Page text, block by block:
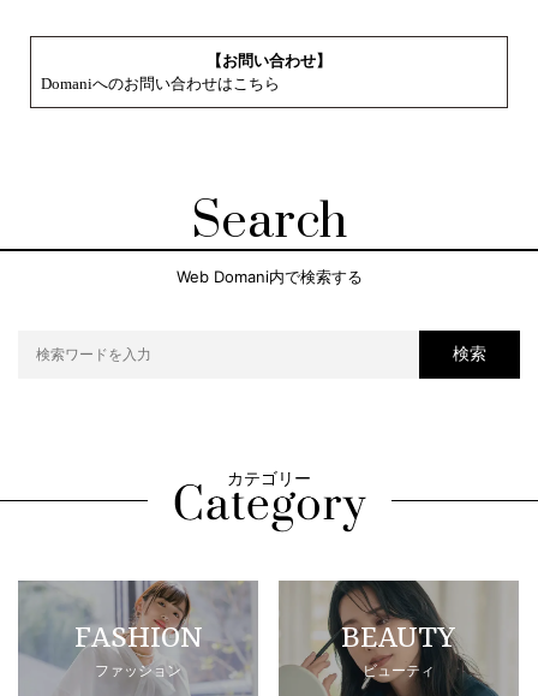
【お問い合わせ】
Domaniへのお問い合わせはこちら
Search
Web Domani内で検索する
検索
カテゴリー
FASHION
ファッション
BEAUTY
ビューティ